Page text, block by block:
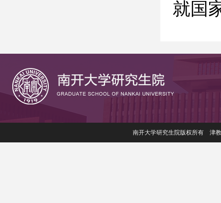
就国
南开大学研究生院版权所有 津